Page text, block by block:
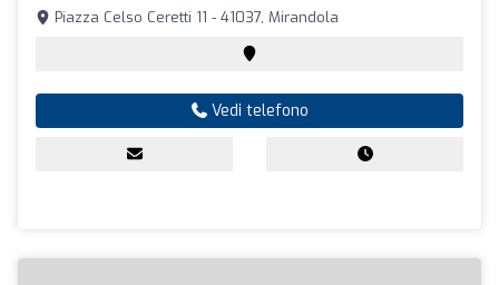
Piazza Celso Ceretti 11 - 41037, Mirandola
Vedi telefono